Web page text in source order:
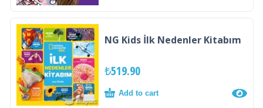
NG Kids İlk Nedenler Kitabım
₺519.90
Add to cart